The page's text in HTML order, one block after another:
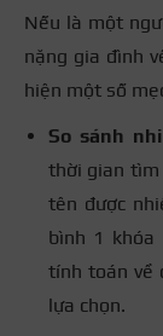
Nếu là một
nặng gia đình
hiện một số
So sánh
thời gian tìm
tên được
bình 1 khóa
tính toán về
lựa chọn.